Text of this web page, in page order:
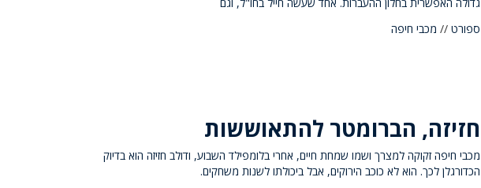
ספורט // מכבי חיפה
חזיזה, הברומטר להתאוששות
מכבי חיפה זקוקה למצרך ושמו שמחת חיים, אחרי בלומפילד השבוע, ודולב חזיזה הוא בדיוק
הכדורגלן לכך. הוא לא כוכב הירוקים, אבל ביכולתו לשנות משחקים.